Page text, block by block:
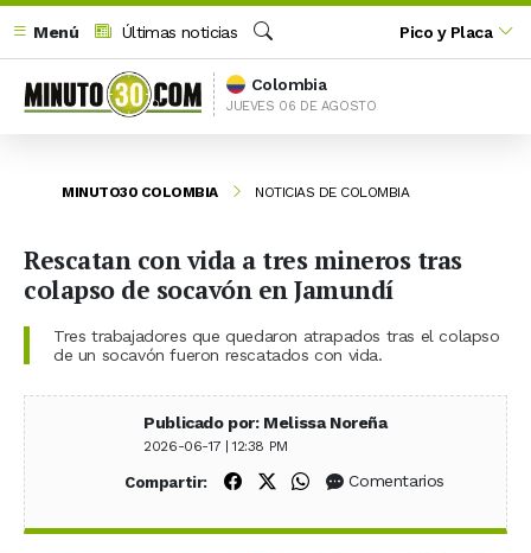
Menú
Últimas noticias
Buscar
Pico y Placa
Colombia
JUEVES 06 DE AGOSTO
MINUTO30 COLOMBIA NOTICIAS DE COLOMBIA
Rescatan con vida a tres mineros tras
colapso de socavón en Jamundí
Tres trabajadores que quedaron atrapados tras el colapso
de un socavón fueron rescatados con vida.
Publicado por: Melissa Noreña
2026-06-17 | 12:38 PM
Compartir: Compartir en Facebook
Compartir en X (Twitter)
Compartir en WhatsApp
Comentarios